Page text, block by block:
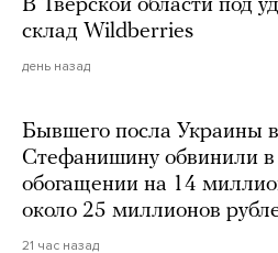
В Тверской области под
склад Wildberries
день назад
Бывшего посла Украины
Стефанишину обвинили
обогащении на 14
около 25 миллионов
21 час назад